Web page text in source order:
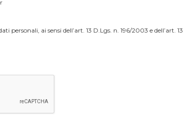
ai sensi dell’art. 13 D.Lgs. n. 196/2003 e dell’art. 13